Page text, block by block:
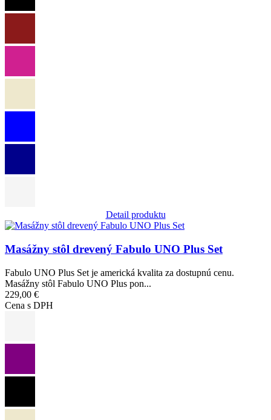
Detail produktu
Obrázok
Masážny stôl drevený Fabulo UNO Plus Set
Fabulo UNO Plus Set je americká kvalita za dostupnú cenu.
Masážny stôl Fabulo UNO Plus pon...
229,00 €
Cena s DPH